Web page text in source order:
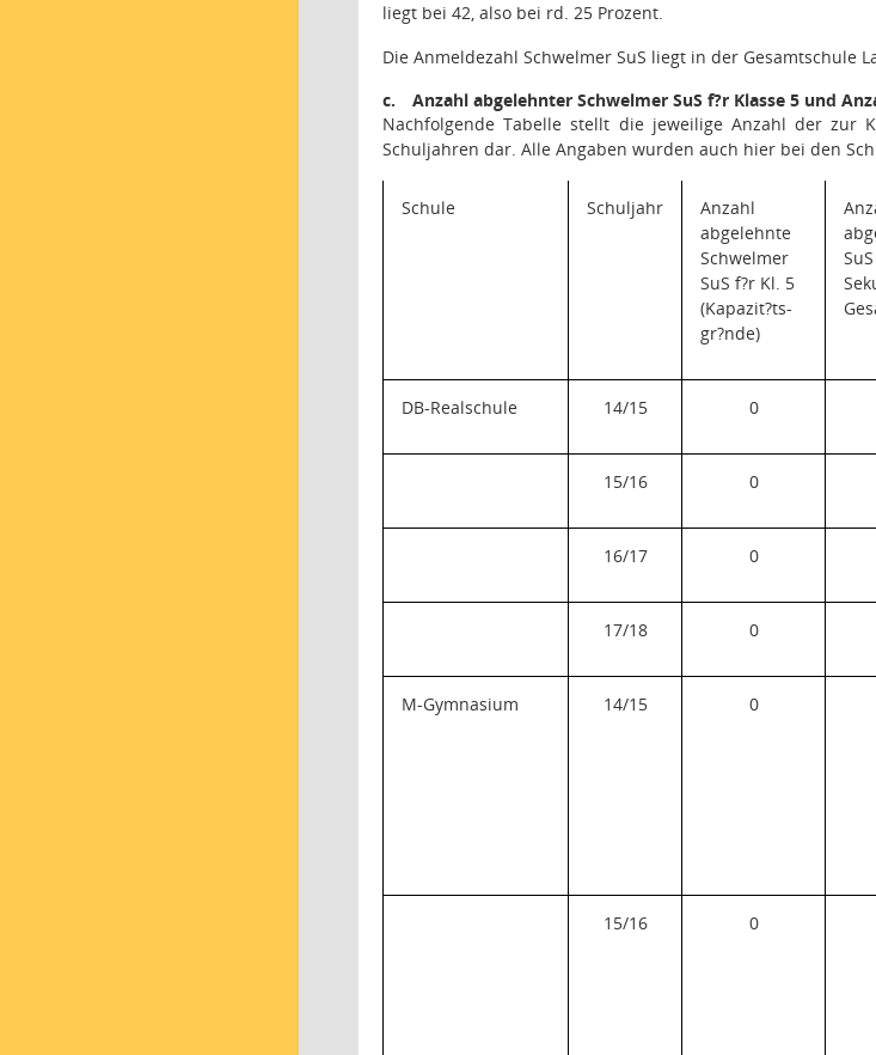
liegt bei 42, also bei rd. 25 Prozent.
Die Anmeldezahl Schwelmer SuS liegt in der Gesamtschule
c.
Anzahl abgelehnter Schwelmer SuS f?r Klasse 5 und
Nachfolgende Tabelle stellt die jeweilige Anzahl der zur
Schuljahren dar. Alle Angaben wurden auch hier bei den
Schule Schuljahr
Anzahl
abgelehnte
Schwelmer
SuS f?r Kl. 5
(Kapazit?ts-
gr?nde)
DB-Realschule 14/15 0
15/16 0
16/17 0
17/18 0
M-Gymnasium 14/15 0
15/16 0